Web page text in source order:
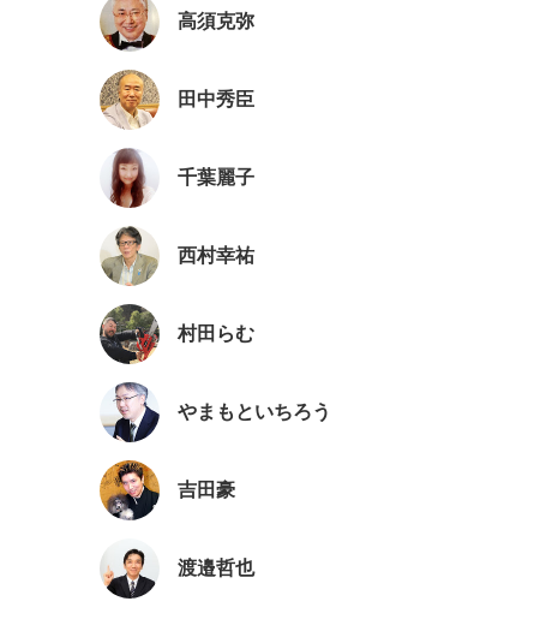
高須克弥
田中秀臣
千葉麗子
西村幸祐
村田らむ
やまもといちろう
吉田豪
渡邉哲也